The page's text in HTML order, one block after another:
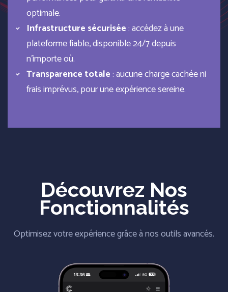
optimale.
Infrastructure sécurisée: accédez à une
plateforme fiable, disponible 24/7 depuis
n'importe où.
Transparence totale: aucune charge cachée ni
frais imprévus, pour une expérience sereine.
Découvrez Nos
Fonctionnalités
Optimisez votre expérience grâce à nos outils avancés.